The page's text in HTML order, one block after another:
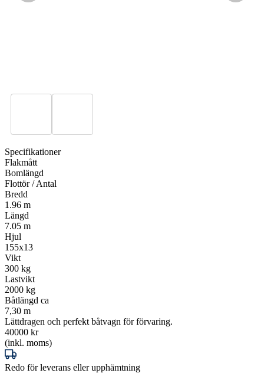
Specifikationer
Flakmått
Bomlängd
Flottör / Antal
Bredd
1.96 m
Längd
7.05 m
Hjul
155x13
Vikt
300 kg
Lastvikt
2000 kg
Båtlängd ca
7,30 m
Lättdragen och perfekt båtvagn för förvaring.
40000 kr
(inkl. moms)
Redo för leverans eller upphämtning